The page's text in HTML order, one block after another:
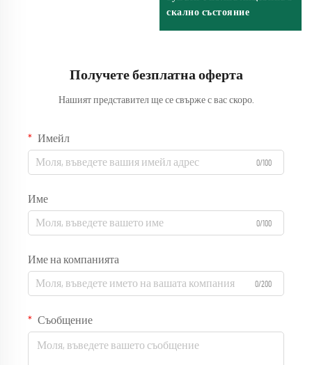
скално състояние
Получете безплатна оферта
Нашият представител ще се свърже с вас скоро.
Имейл
0/100
Име
0/100
Име на компанията
0/200
Съобщение